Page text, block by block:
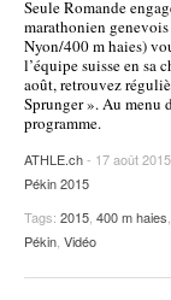
POURQUOI
ATHLE.CH
HIGHLIGHTS
Seule Romande
marathonien genevois
Nyon/400 m haies)
l’équipe suisse en sa
août, retrouvez
Sprunger ». Au menu
programme.
ATHLE.ch- 17 août
Pékin 2015
Tags: 2015 400 m haies
Pékin Vidéo